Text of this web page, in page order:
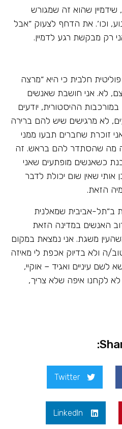
שהוא זה שמגורש
וכו׳. את הדחף לצעוק ״אבל
רק מבקשת רגע לדמיין.
חלבית כי היא ״מרצה
לא. אני חושבת שאנשים
במורכבות ההיסטורית, יודעים
לא מרגישים שיש להם ברירה
זוכרת שחברים תבעו ממני
מה שהסתדר להם בראש. זה
כשאנשים מופתעים שאני
אותי שאין שום יכולת לדבר
הזאת.
ב״תל-אביבית שמאלנית
האנשים במדינה הזאת
משגת. אני נמצאת במקום
ה ולא בדיוק אכפת לי מאיזה
עיניים ואגיד – אוקיי,
לקחנו איפה שלא צריך,
Twitter
LinkedIn